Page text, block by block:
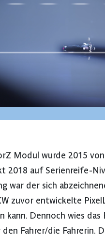
Modul wurde 2015
2018 auf Serienreife-
der sich
zuvor entwickelte
Dennoch wies
Fahrer/die Fahrerin.